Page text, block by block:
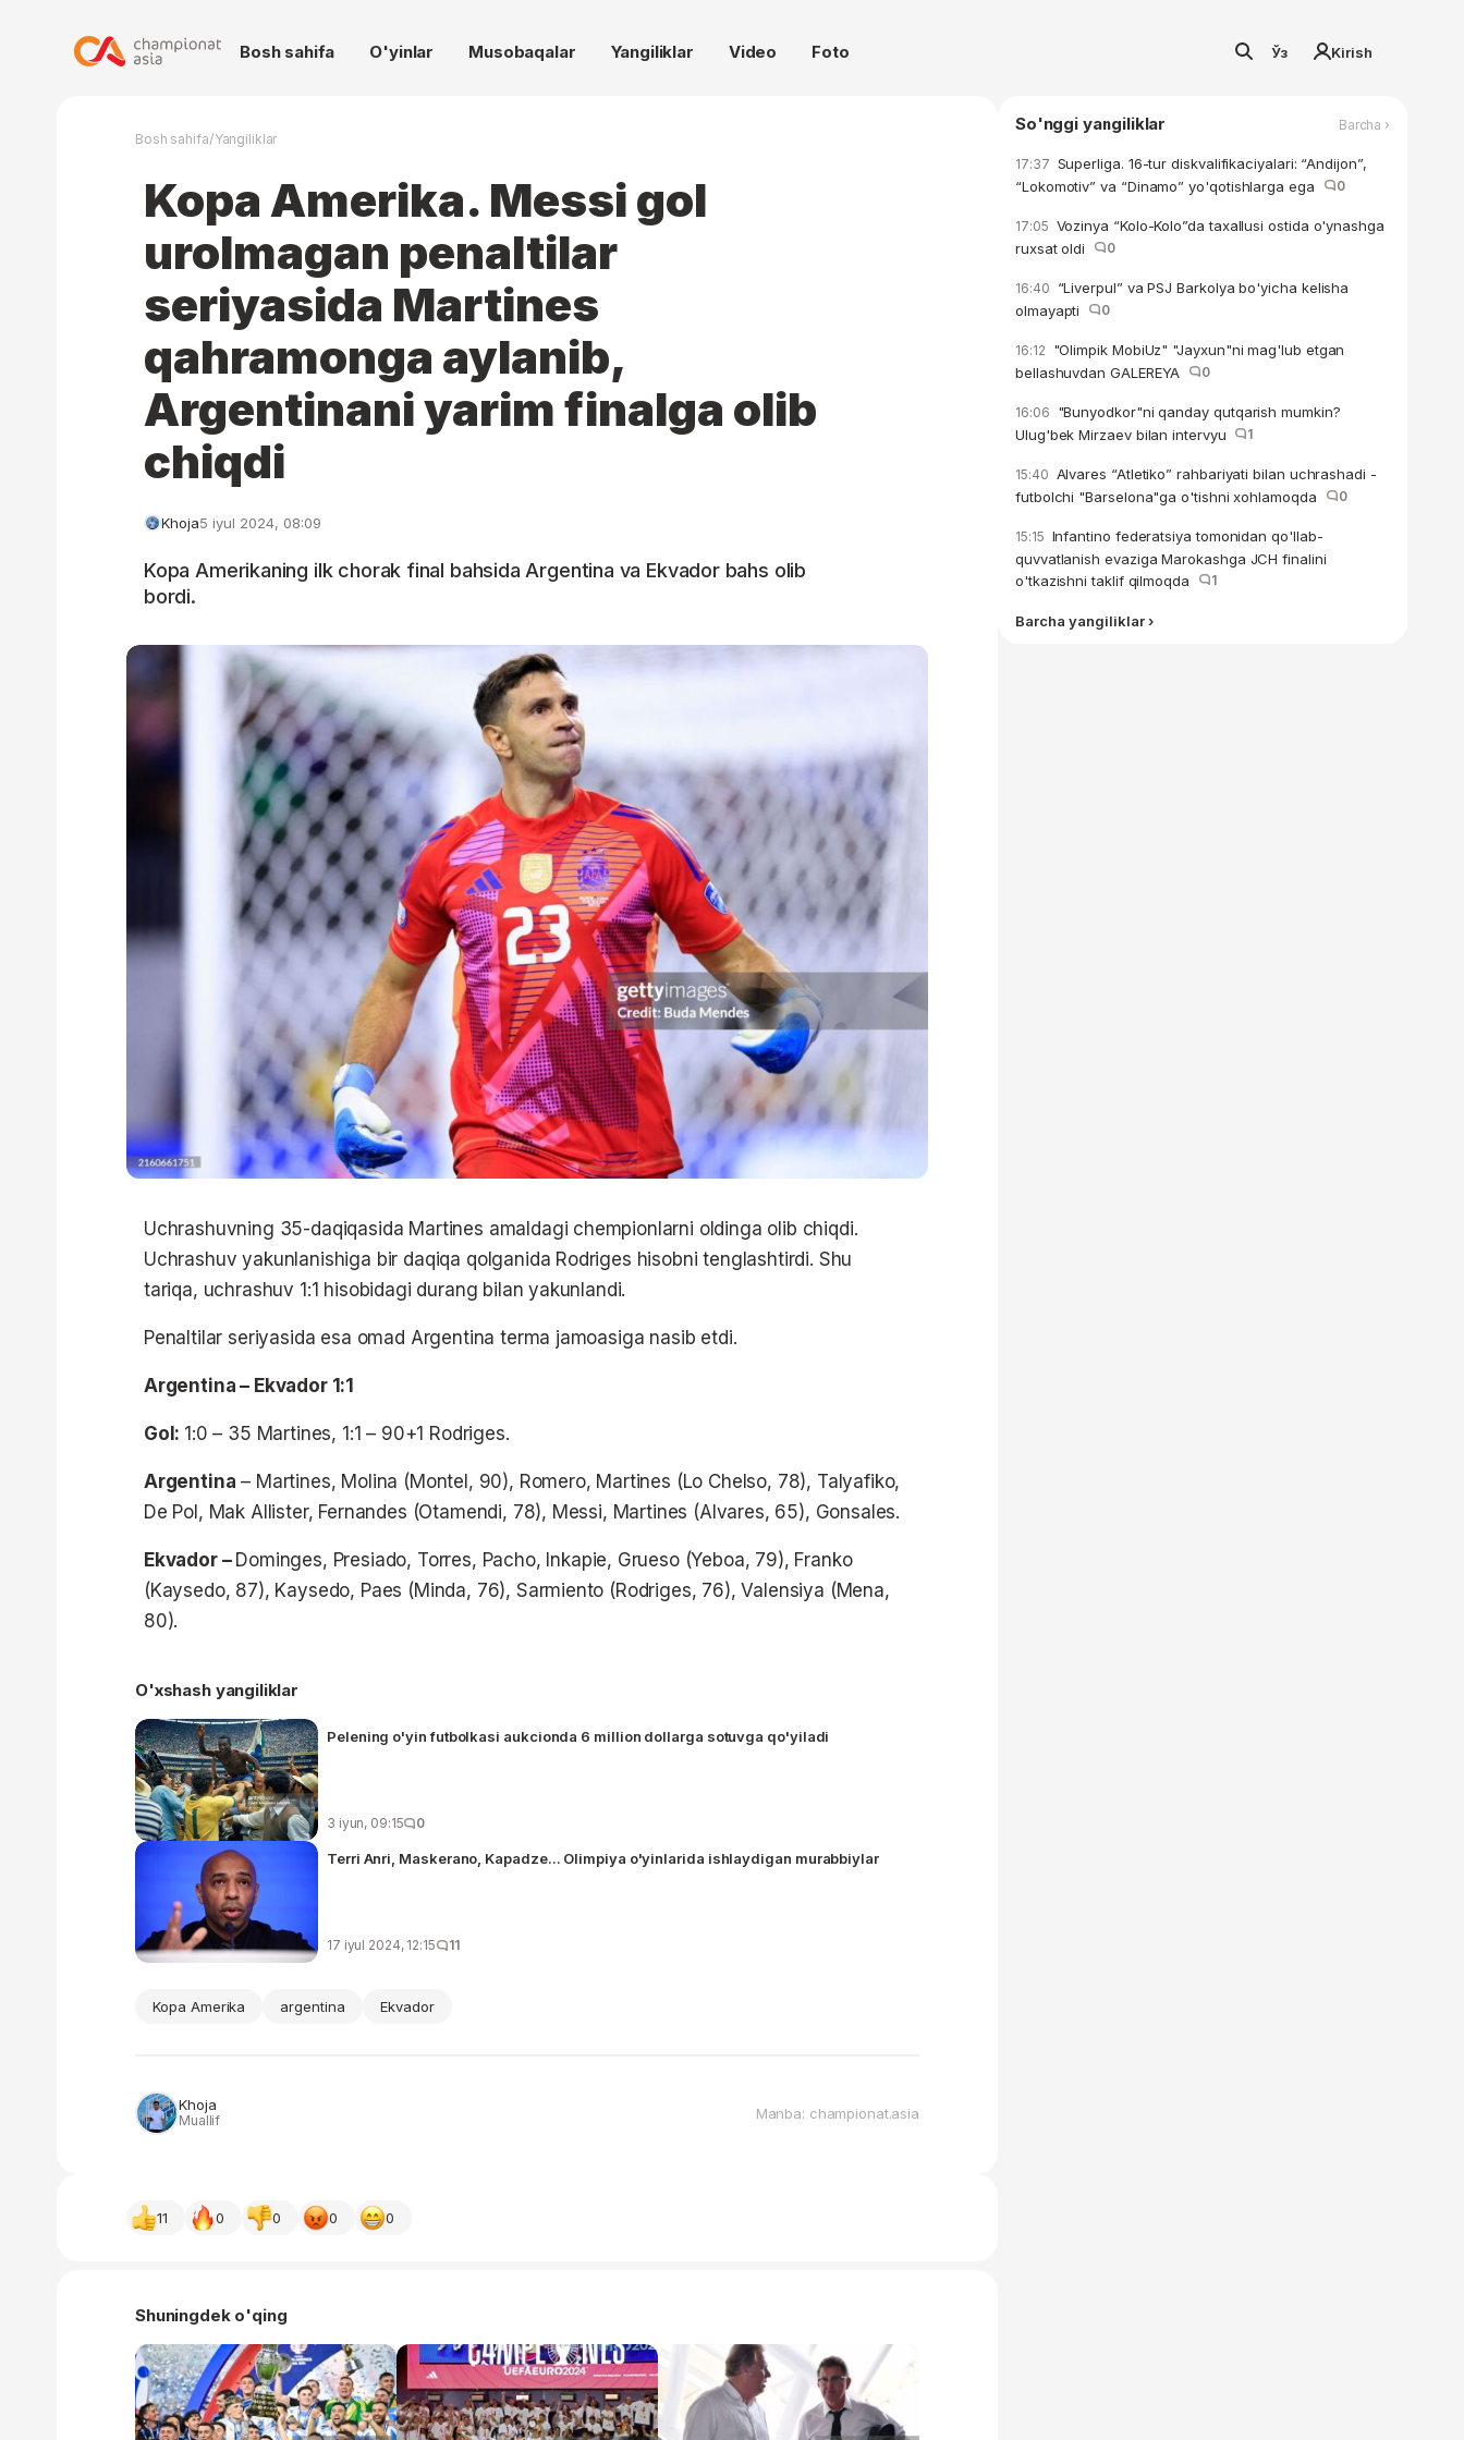
Bosh sahifa O'yinlar Musobaqalar Yangiliklar Video Foto Ўз Kirish
Bosh sahifa/Yangiliklar
Kopa Amerika. Messi gol
urolmagan penaltilar
seriyasida Martines
qahramonga aylanib,
Argentinani yarim finalga olib
chiqdi
Khoja5 iyul 2024, 08:09
Kopa Amerikaning ilk chorak final bahsida Argentina va Ekvador bahs olib
bordi.
Uchrashuvning 35-daqiqasida Martines amaldagi chempionlarni oldinga olib chiqdi.
Uchrashuv yakunlanishiga bir daqiqa qolganida Rodriges hisobni tenglashtirdi. Shu
tariqa, uchrashuv 1:1 hisobidagi durang bilan yakunlandi.
Penaltilar seriyasida esa omad Argentina terma jamoasiga nasib etdi.
Argentina – Ekvador 1:1
Gol: 1:0 – 35 Martines, 1:1 – 90+1 Rodriges.
Argentina – Martines, Molina (Montel, 90), Romero, Martines (Lo Chelso, 78), Talyafiko,
De Pol, Mak Allister, Fernandes (Otamendi, 78), Messi, Martines (Alvares, 65), Gonsales.
Ekvador – Dominges, Presiado, Torres, Pacho, Inkapie, Grueso (Yeboa, 79), Franko
(Kaysedo, 87), Kaysedo, Paes (Minda, 76), Sarmiento (Rodriges, 76), Valensiya (Mena,
80).
O'xshash yangiliklar
Pelening o'yin futbolkasi aukcionda 6 million dollarga sotuvga qo'yiladi
3 iyun, 09:15 0
Terri Anri, Maskerano, Kapadze... Olimpiya o'yinlarida ishlaydigan murabbiylar
17 iyul 2024, 12:15 11
Kopa Amerika argentina Ekvador
Khoja
Muallif Manba: championat.asia
11 0 0 0 0
Shuningdek o'qing
So'nggi yangiliklar Barcha ›
17:37 Superliga. 16-tur diskvalifikaciyalari: “Andijon”,
“Lokomotiv” va “Dinamo” yo'qotishlarga ega
0
17:05 Vozinya “Kolo-Kolo”da taxallusi ostida o'ynashga
ruxsat oldi
0
16:40 “Liverpul” va PSJ Barkolya bo'yicha kelisha
olmayapti
0
16:12 "Olimpik MobiUz" "Jayxun"ni mag'lub etgan
bellashuvdan GALEREYA
0
16:06 "Bunyodkor"ni qanday qutqarish mumkin?
Ulug'bek Mirzaev bilan intervyu
1
15:40 Alvares “Atletiko” rahbariyati bilan uchrashadi -
futbolchi "Barselona"ga o'tishni xohlamoqda
0
15:15 Infantino federatsiya tomonidan qo'llab-
quvvatlanish evaziga Marokashga JCH finalini
o'tkazishni taklif qilmoqda
1
Barcha yangiliklar ›